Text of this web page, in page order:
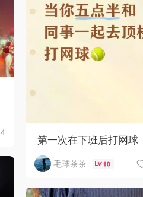
4 第一次在下班后打网球
毛球茶茶 10